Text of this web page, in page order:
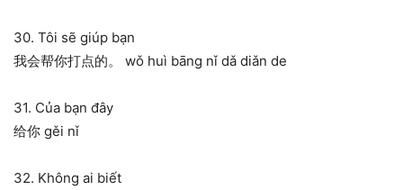
30. Tôi sẽ giúp bạn
我会帮你打点的。 wǒ huì bāng nǐ dǎ diǎn de
31. Của bạn đây
给你 gěi nǐ
32. Không ai biết